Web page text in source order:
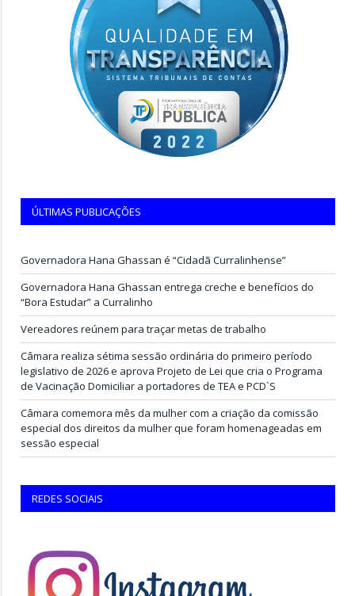
ÚLTIMAS PUBLICAÇÕES
Governadora Hana Ghassan é “Cidadã Curralinhense”
Governadora Hana Ghassan entrega creche e benefícios do
“Bora Estudar” a Curralinho
Vereadores reúnem para traçar metas de trabalho
Câmara realiza sétima sessão ordinária do primeiro período
legislativo de 2026 e aprova Projeto de Lei que cria o Programa
de Vacinação Domiciliar a portadores de TEA e PCD`S
Câmara comemora mês da mulher com a criação da comissão
especial dos direitos da mulher que foram homenageadas em
sessão especial
REDES SOCIAIS